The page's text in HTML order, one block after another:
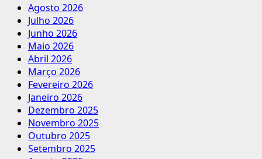
Agosto 2026
Julho 2026
Junho 2026
Maio 2026
Abril 2026
Março 2026
Fevereiro 2026
Janeiro 2026
Dezembro 2025
Novembro 2025
Outubro 2025
Setembro 2025